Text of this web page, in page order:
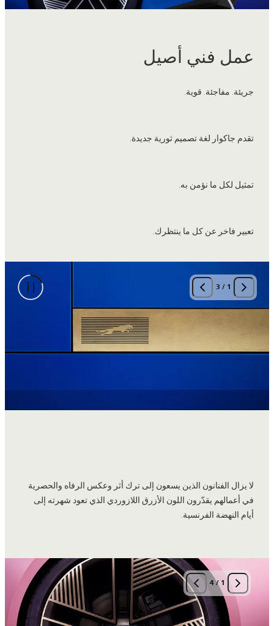
عمل فني أصيل
جريئة. مفاجئة. قوية.
تقدم جاكوار لغة تصميم ثورية جديدة.
تمثيل لكل ما نؤمن به.
تعبير فاخر عن كل ما ينتظرك.
1
/
3
لا يزال الفنانون الذين يسعون إلى ترك أثر وعكس الرفاه والحصرية
في أعمالهم يقدّرون اللون الأزرق اللازوردي الذي تعود شهرته إلى
أيام النهضة الفرنسية.
1
/
4